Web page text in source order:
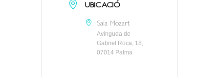
UBICACIÓ
Sala Mozart
Avinguda de
Gabriel Roca, 18,
07014 Palma